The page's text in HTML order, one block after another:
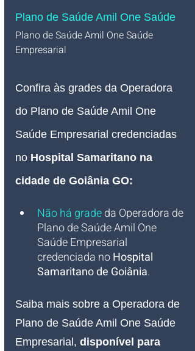
Plano de Saúde Amil One Saúde
Plano de Saúde Amil One Saúde
Empresarial
Confira às grades da Operadora
do Plano de Saúde Amil One
Saúde Empresarial credenciadas
no Hospital Samaritano na
cidade de Goiânia GO:
Não há grade da Operadora de
Plano de Saúde Amil One
Saúde Empresarial
credenciada no Hospital
Samaritano de Goiânia.
Saiba mais sobre a Operadora de
Plano de Saúde Amil One Saúde
Empresarial, disponível para